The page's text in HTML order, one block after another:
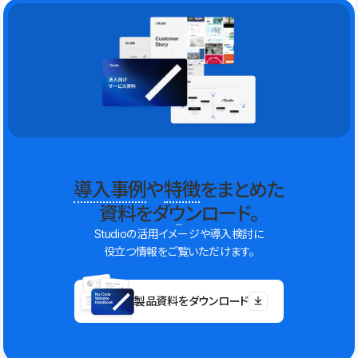
導入事例や特徴をまとめた
資料をダウンロード。
Studioの活用イメージや導入検討に
役立つ情報をご覧いただけます。
製品資料をダウンロード